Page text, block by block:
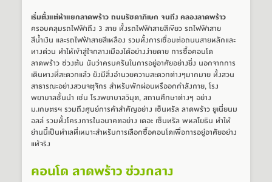
เริ่มตั้งแต่ห้าแยกลาดพร้าว ถนนรัชดาภิเษก จนถึง คลองลาดพร้าว
ครอบคลุมรถไฟฟ้าถึง 3 สาย ทั้งรถไฟฟ้าสายสีเขียว รถไฟฟ้าสาย
สีน้ำเงิน และรถไฟฟ้าสายสีเหลือง รวมทั้งการเชื่อมต่อถนนสายหลักและ
ทางด่วน ทำให้เข้าสู่ใจกลางเมืองได้อย่างง่ายดาย การซื้อคอนโด
ลาดพร้าว ช่วงต้น นับว่าครบครันในการอยู่อาศัยอย่างยิ่ง นอกจากการ
เดินทางที่สะดวกแล้ว ยังมีสิ่งอำนวยความสะดวกต่างๆมากมาย ทั้งสวน
สาธารณะอย่างสวนจตุจักร สำหรับพักผ่อนหรืออกกำลังกาย, โรง
พยาบาลชั้นนำ เช่น โรงพยาบาลวิมุต, สถานศึกษาต่างๆ อย่าง
ม.เกษตรฯ รวมถึงศูนย์การค้าสำคัญอย่าง เซ็นทรัล ลาดพร้าว ยูเนี่ยนม
อลล์ รวมทั้งโครงการในอนาคตอย่าง เดอะ เซ็นทรัล พหลโยธิน ทำให้
ย่านนี้เป็นทำเลที่เหมาะสำหรับการเลือกซื้อคอนโดเพื่อการอยู่อาศัยอย่าง
แท้จริง
คอนโด ลาดพร้าว ช่วงกลาง